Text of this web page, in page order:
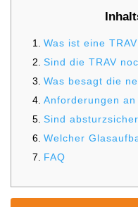
Holzfenster
Holz-Alu Fenster
Holzbalkontüren
WEITERE BALKONTÜREN
PVC-Haustüren
Unterputzraffstoren
Drutex Sektionaltore
Krispol Sektionaltore
Sektionaltore mit
Abdeckleisten
Winkelprofile
Produktkataloge
Schnittzeichnungen
1. Was ist eine
2. Sind die TRAV
3. Was besagt die
4. Anforderungen
5. Sind
6. Welcher
7. FAQ